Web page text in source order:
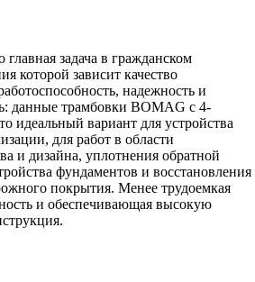
задача в гражданском
которой зависит качество
надежность и
данные трамбовки BOMAG с 4-
идеальный вариант для устройства
для работ в области
и дизайна, уплотнения обратной
фундаментов и восстановления
покрытия. Менее трудоемкая
и обеспечивающая высокую